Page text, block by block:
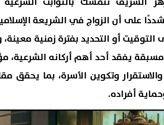
على أن الزواج في الشريعة
التوقيت أو التحديد بفترة زمنية
يفقد أحد أهم أركانه الشرعية،
وتكوين الأسرة، بما يحقق
أفراده.